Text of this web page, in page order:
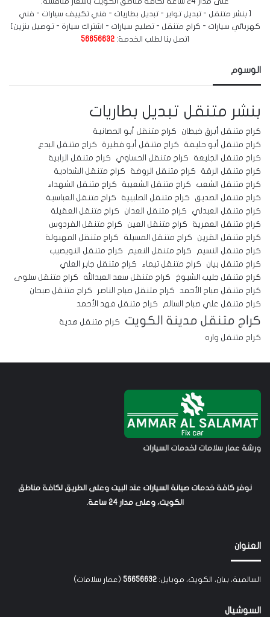
[ بنشر متنقل - تبديل تواير - تبديل بطاريات - فني تكييف سيارات - فني
كهربائي سيارات - كراج متنقل - تصليح سيارات - اشتراك سيارة - توصيل بنزين]
اتصل بنا لطلب الخدمة: 56656632
الوسوم
بنشر متنقل تبديل بطاريات
كراج متنقل أبرق خيطان
كراج متنقل أبو الحصانية
كراج متنقل أبو حليفة
كراج متنقل أبو فطيرة
كراج متنقل البدع
كراج متنقل الجليعة
كراج متنقل الحساوي
كراج متنقل الرابية
كراج متنقل الرقة
كراج متنقل الروضة
كراج متنقل الشدادية
كراج متنقل الشعب
كراج متنقل الشعيبة
كراج متنقل الشهداء
كراج متنقل الصديق
كراج متنقل الصليبية
كراج متنقل العباسية
كراج متنقل العبدلي
كراج متنقل العدان
كراج متنقل العقيلة
كراج متنقل العمرية
كراج متنقل العين
كراج متنقل الفردوس
كراج متنقل القرين
كراج متنقل المسيلة
كراج متنقل المهبولة
كراج متنقل النسيم
كراج متنقل النعيم
كراج متنقل النويصيب
كراج متنقل بيان
كراج متنقل تيماء
كراج متنقل جابر العلي
كراج متنقل جليب الشيوخ
كراج متنقل سعد العبدالله
كراج متنقل سلوى
كراج متنقل صباح الأحمد
كراج متنقل صباح الناصر
كراج متنقل صبحان
كراج متنقل علي صباح السالم
كراج متنقل فهد الأحمد
كراج متنقل مدينة الكويت
كراج متنقل هدية
كراج متنقل واره
ورشة عمار سلامات لخدمات السيارات
نوفر كافة خدمات صيانة السيارات عند البيت وعلى الطريق لكافة مناطق
الكويت، وعلى مدار 24 ساعة.
العنوان
السالمية، بيان، الكويت، موبايل: 56656632 (عمار سلامات)
السوشيال